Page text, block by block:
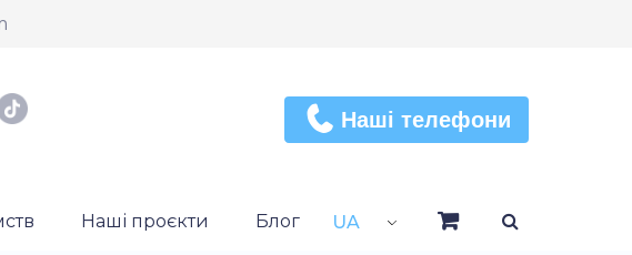
Наші телефони
Наші проєкти Блог UA